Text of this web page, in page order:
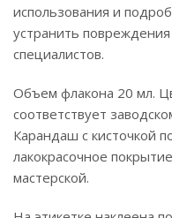
использования и
устранить
специалистов.
Объем флакона 20 мл.
соответствует
Карандаш с кисточкой
лакокрасочное
мастерской.